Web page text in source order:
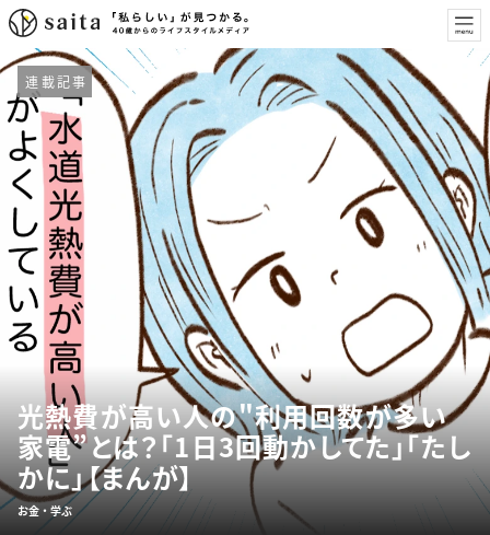
連載記事
光熱費が高い人の"利用回数が多い
家電”とは？「1日3回動かしてた」「たし
かに」【まんが】
お金・学ぶ